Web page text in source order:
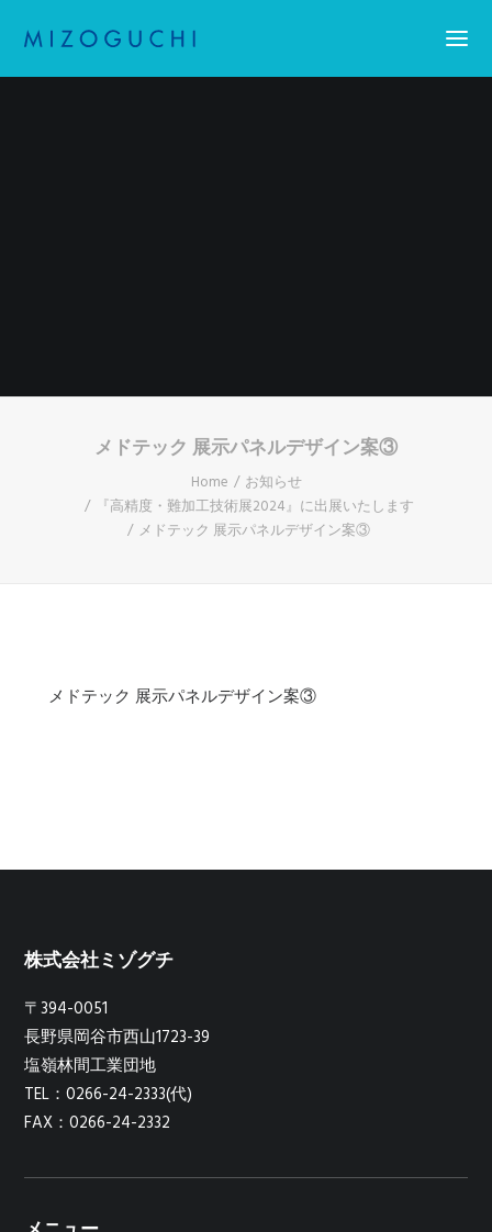
メドテック 展示パネルデザイン案③
Home
お知らせ
『高精度・難加工技術展2024』に出展いたします
メドテック 展示パネルデザイン案③
メドテック 展示パネルデザイン案③
株式会社ミゾグチ
〒394-0051
長野県岡谷市西山1723-39
塩嶺林間工業団地
TEL：0266-24-2333(代)
FAX：0266-24-2332